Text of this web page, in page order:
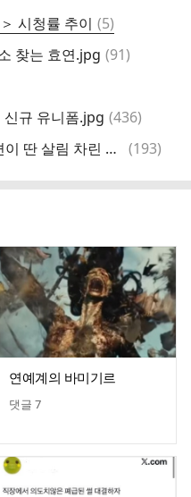
시청률 추이 댓
글
(5)
찾는 효연.jpg 댓
(91)
신규 유니폼.jpg 댓
(436)
[유퀴즈] 어떤 사람이 와서 "남편이 딴 살림 차린 거 아세요?"
댓
(193)
연예계의 바미기르
댓글 7